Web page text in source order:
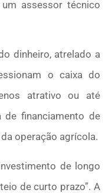
assessor técnico
dinheiro, atrelado a
o caixa do
atrativo ou até
de financiamento de
operação agrícola.
de longo
de curto prazo”. A